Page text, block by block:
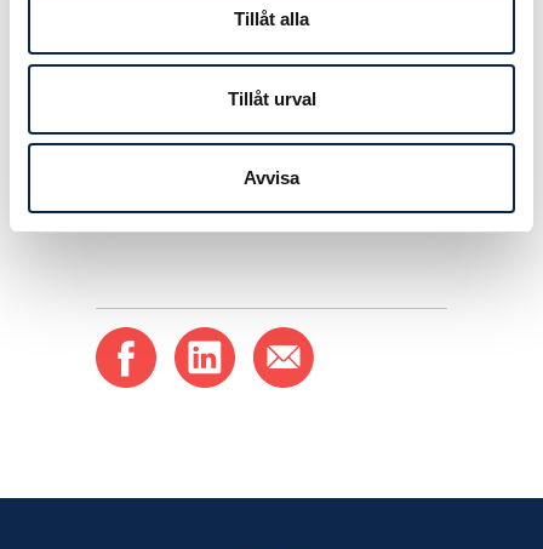
Tillåt alla
Tillåt urval
Avvisa
förbundsdirektör Jaan Kolk går i
Fotograf: Jonas Hallqvist